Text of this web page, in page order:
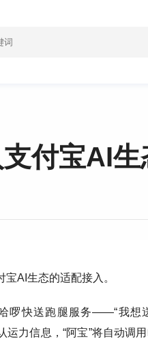
付宝AI生
AI生态的适配接入。
啰快送跑腿服务——“我想
力信息，“阿宝”将自动调